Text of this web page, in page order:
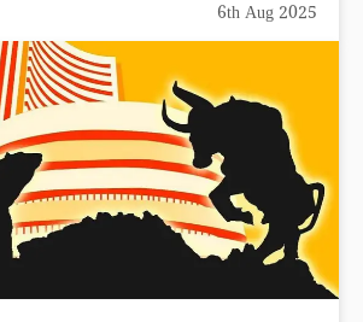
6th Aug 2025